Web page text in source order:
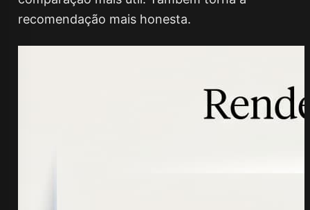
recomendação mais honesta.